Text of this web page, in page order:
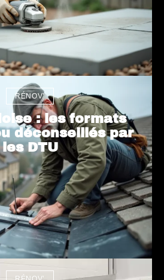
RÉNOV’
: les formats
déconseillés par
les DTU